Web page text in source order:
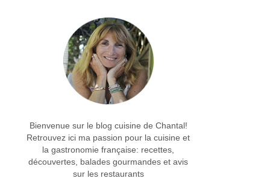
Bienvenue sur le blog cuisine de Chantal!
Retrouvez ici ma passion pour la cuisine et
la gastronomie française: recettes,
découvertes, balades gourmandes et avis
sur les restaurants